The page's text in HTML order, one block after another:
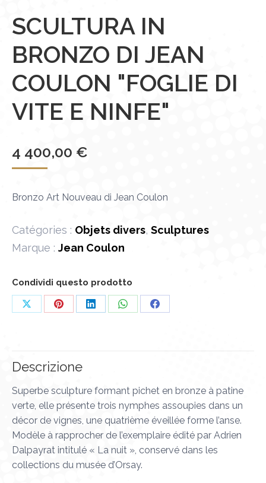
SCULTURA IN
BRONZO DI JEAN
COULON "FOGLIE DI
VITE E NINFE"
4 400,00 €
Bronzo Art Nouveau di Jean Coulon
Catégories : Objets divers, Sculptures
Marque : Jean Coulon
Condividi questo prodotto
CondividiCondividiCondividiCondividiCondividi
Descrizione
Superbe sculpture formant pichet en bronze à patine
verte, elle présente trois nymphes assoupies dans un
décor de vignes, une quatrième éveillée forme l’anse.
Modèle à rapprocher de l’exemplaire édité par Adrien
Dalpayrat intitulé « La nuit », conservé dans les
collections du musée d’Orsay.